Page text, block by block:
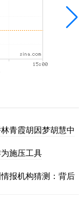
青霞胡因梦胡慧中
施压工具
报机构猜测：背后